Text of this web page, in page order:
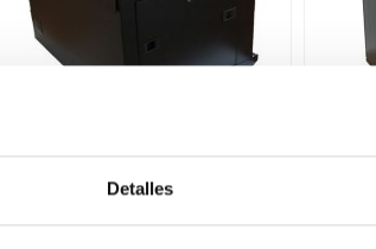
Detalles
GTLAN 31GTM9F4
armario 19" m 9u f450 1
cuerpo + accesorio global